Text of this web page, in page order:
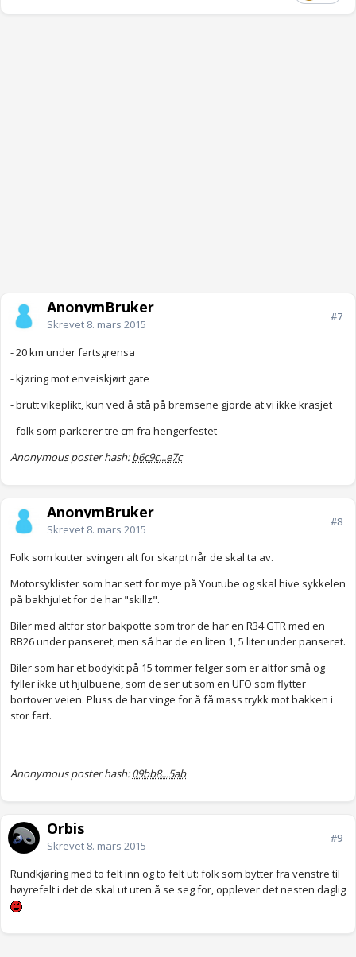
AnonymBruker
Skrevet 8. mars 2015
#7
- 20 km under fartsgrensa
- kjøring mot enveiskjørt gate
- brutt vikeplikt, kun ved å stå på bremsene gjorde at vi ikke krasjet
- folk som parkerer tre cm fra hengerfestet
Anonymous poster hash:b6c9c...e7c
AnonymBruker
Skrevet 8. mars 2015
#8
Folk som kutter svingen alt for skarpt når de skal ta av.
Motorsyklister som har sett for mye på Youtube og skal hive sykkelen
på bakhjulet for de har "skillz".
Biler med altfor stor bakpotte som tror de har en R34 GTR med en
RB26 under panseret, men så har de en liten 1, 5 liter under panseret.
Biler som har et bodykit på 15 tommer felger som er altfor små og
fyller ikke ut hjulbuene, som de ser ut som en UFO som flytter
bortover veien. Pluss de har vinge for å få mass trykk mot bakken i
stor fart.
Anonymous poster hash:09bb8...5ab
Orbis
Skrevet 8. mars 2015
#9
Rundkjøring med to felt inn og to felt ut: folk som bytter fra venstre til
høyrefelt i det de skal ut uten å se seg for, opplever det nesten daglig